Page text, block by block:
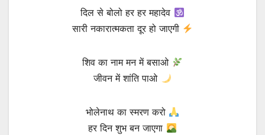
दिल से बोलो हर हर महादेव
सारी नकारात्मकता दूर हो जाएगी
शिव का नाम मन में बसाओ
जीवन में शांति पाओ
भोलेनाथ का स्मरण करो
हर दिन शुभ बन जाएगा